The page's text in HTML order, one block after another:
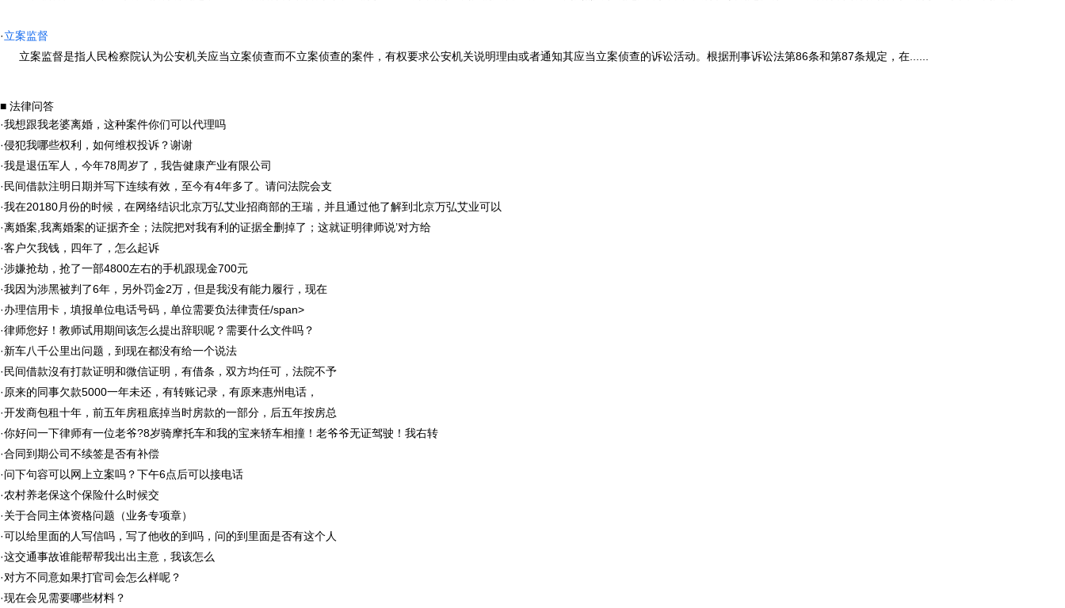
·立案监督
立案监督是指人民检察院认为公安机关应当立案侦查而不立案侦查的案件，有权要求公安机关说明理由或者通知其应当立案侦查的诉讼活动。根据刑事诉讼法第86条和第87条规定，在......
■ 法律问答
·我想跟我老婆离婚，这种案件你们可以代理吗
·侵犯我哪些权利，如何维权投诉？谢谢
·我是退伍军人，今年78周岁了，我告健康产业有限公司
·民间借款注明日期并写下连续有效，至今有4年多了。请问法院会支
·我在20180月份的时候，在网络结识北京万弘艾业招商部的王瑞，并且通过他了解到北京万弘艾业可以
·离婚案,我离婚案的证据齐全；法院把对我有利的证据全删掉了；这就证明律师说’对方给
·客户欠我钱，四年了，怎么起诉
·涉嫌抢劫，抢了一部4800左右的手机跟现金700元
·我因为涉黑被判了6年，另外罚金2万，但是我没有能力履行，现在
·办理信用卡，填报单位电话号码，单位需要负法律责任/span>
·律师您好！教师试用期间该怎么提出辞职呢？需要什么文件吗？
·新车八千公里出问题，到现在都没有给一个说法
·民间借款沒有打款证明和微信证明，有借条，双方均任可，法院不予
·原来的同事欠款5000一年未还，有转账记录，有原来惠州电话，
·开发商包租十年，前五年房租底掉当时房款的一部分，后五年按房总
·你好问一下律师有一位老爷?8岁骑摩托车和我的宝来轿车相撞！老爷爷无证驾驶！我右转
·合同到期公司不续签是否有补偿
·问下句容可以网上立案吗？下午6点后可以接电话
·农村养老保这个保险什么时候交
·关于合同主体资格问题（业务专项章）
·可以给里面的人写信吗，写了他收的到吗，问的到里面是否有这个人
·这交通事故谁能帮帮我出出主意，我该怎么
·对方不同意如果打官司会怎么样呢？
·现在会见需要哪些材料？